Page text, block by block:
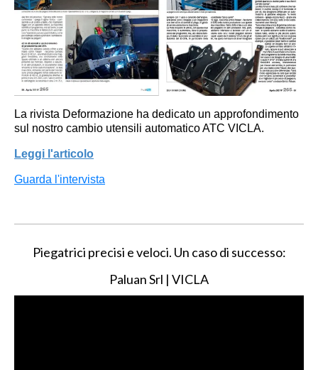
La rivista Deformazione ha dedicato un approfondimento
sul nostro cambio utensili automatico ATC VICLA.
Leggi l'articolo
Guarda l'intervista
Piegatrici precisi e veloci. Un caso di successo:
Paluan Srl | VICLA